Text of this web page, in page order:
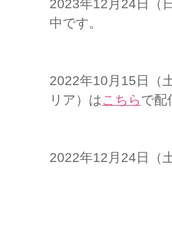
2023年12月24日（
中です。
2022年10月15日（
リア）はこちらで配
2022年12月24日（